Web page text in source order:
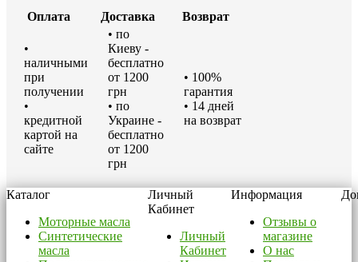
Оплата Доставка Возврат
•
наличными
при
получении
•
кредитной
картой на
сайте
• по
Киеву -
бесплатно
от 1200
грн
• по
Украине -
бесплатно
от 1200
грн
• 100%
гарантия
• 14 дней
на возврат
Каталог
Моторные масла
Синтетические
масла
Личный
Кабинет
Личный
Кабинет
Информация
Отзывы о
магазине
О нас